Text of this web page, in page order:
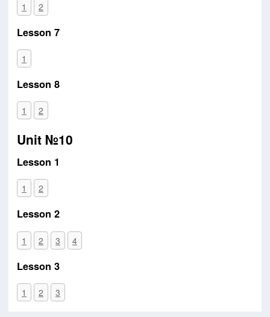
1 2
Lesson 7
1
Lesson 8
1 2
Unit №10
Lesson 1
1 2
Lesson 2
1 2 3 4
Lesson 3
1 2 3